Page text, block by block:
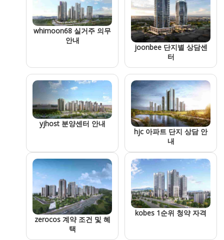
whimoon68 실거주 의무
안내
joonbee 단지별 상담센
터
yjhost 분양센터 안내
hjc 아파트 단지 상담 안
내
zerocos 계약 조건 및 혜
택
kobes 1순위 청약 자격